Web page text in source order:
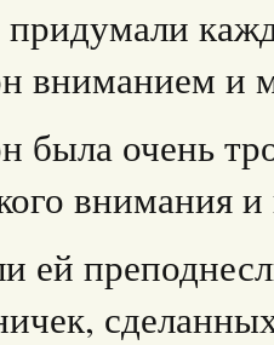
вниманием и
была очень
внимания
ей